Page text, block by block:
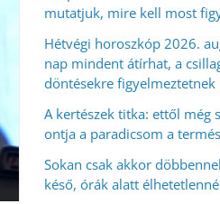
mutatjuk, mire kell most
Hétvégi horoszkóp 2026.
nap mindent átírhat, a
döntésekre figyelmeztetnek
A kertészek titka: ettől még
ontja a paradicsom a
Sokan csak akkor
késő, órák alatt